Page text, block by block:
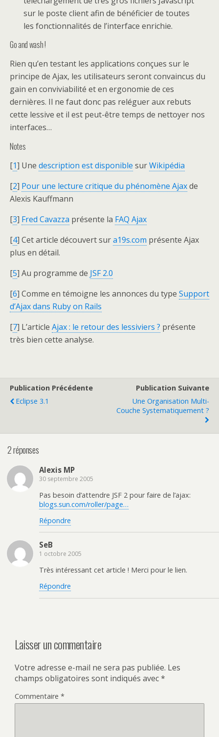
sur le poste client afin de bénéficier de toutes
les fonctionnalités de l’interface enrichie.
Go and wash !
Rien qu’en testant les applications conçues sur le
principe de Ajax, les utilisateurs seront convaincus du
gain en conviviabilité et en ergonomie de ces
dernières. Il ne faut donc pas reléguer aux rebuts
cette lessive et il est peut-être temps de nettoyer nos
interfaces…
Notes
[1] Une description est disponible surWikipédia
[2] Pour une lecture critique du phénomène Ajaxde
Alexis Kauffmann
[3] Fred Cavazza présente la FAQ Ajax
[4] Cet article découvert sura19s.com présente Ajax
plus en détail.
[5] Au programme de JSF 2.0
[6] Comme en témoigne les annonces du type Support
d’Ajax dans Ruby on Rails
[7] L’article Ajax : le retour des lessiviers ? présente
très bien cette analyse.
Publication Précédente
Eclipse 3.1
Publication Suivante
Une Organisation Multi-
Couche Systematiquement ?
2 réponses
Alexis MP
30 septembre 2005
Pas besoin d’attendre JSF 2 pour faire de l’ajax:
blogs.sun.com/roller/page…
Répondre
SeB
1 octobre 2005
Très intéressant cet article ! Merci pour le lien.
Répondre
Laisser un commentaire
Votre adresse e-mail ne sera pas publiée. Les
champs obligatoires sont indiqués avec*
Commentaire *